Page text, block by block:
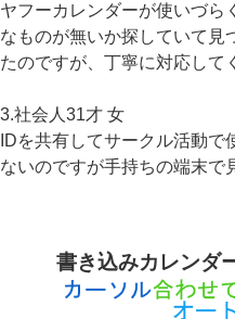
ヤフーカレンダーが使いづら
なものが無いか探していて見
たのですが、丁寧に対応して
3.社会人31才 女
IDを共有してサークル活動
ないのですが手持ちの端末で
書き込みカレンダ